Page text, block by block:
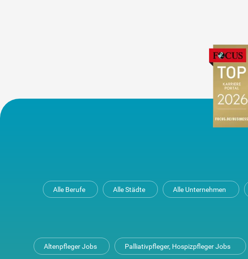
Alle Berufe Alle Städte Alle Unternehmen
Altenpfleger Jobs Palliativpfleger, Hospizpfleger Jobs